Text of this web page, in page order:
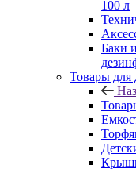
100 л
Баки
Товары для